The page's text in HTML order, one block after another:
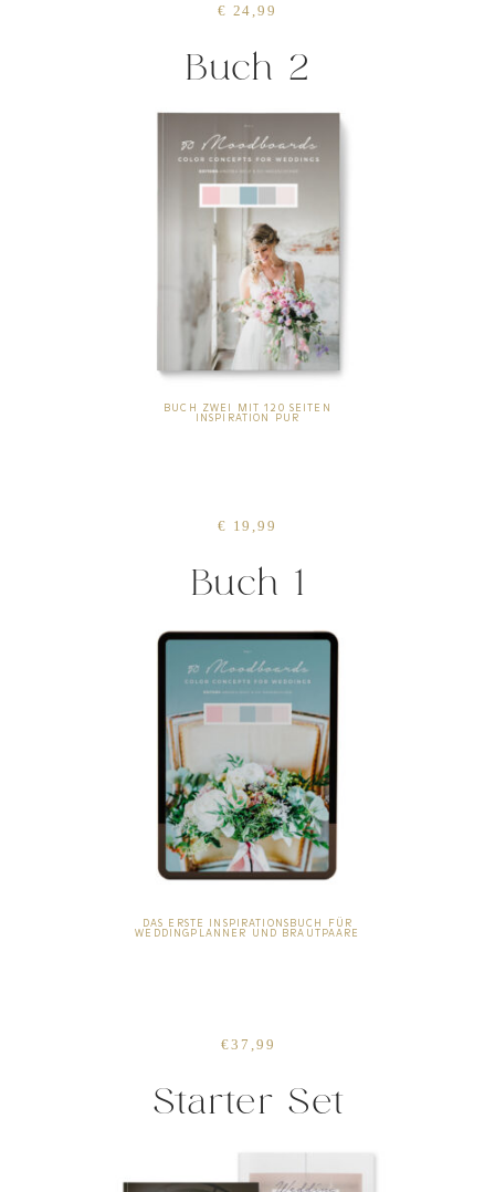
€37,99
€ 19,99
€ 24,99
Starter Set
Buch 1
Buch 2
DAS ERSTE INSPIRATIONSBUCH FÜR
WEDDINGPLANNER UND BRAUTPAARE
BUCH ZWEI
MIT 120 SEITEN
INSPIRATION PUR